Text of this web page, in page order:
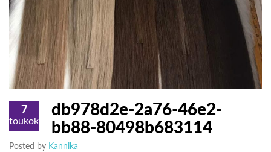
7
toukokuu
db978d2e-2a76-46e2-
bb88-80498b683114
Posted by Kannika